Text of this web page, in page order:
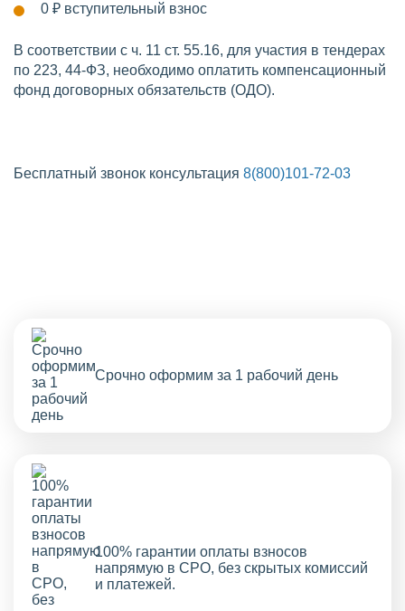
0 ₽ вступительный взнос
В соответствии с ч. 11 ст. 55.16, для участия в тендерах
по 223, 44-ФЗ, необходимо оплатить компенсационный
фонд договорных обязательств (ОДО).
Бесплатный звонок консультация 8(800)101-72-03
Срочно оформим за 1 рабочий день
100% гарантии оплаты взносов
напрямую в СРО, без скрытых комиссий
и платежей.